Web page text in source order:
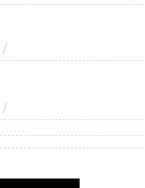
/
/